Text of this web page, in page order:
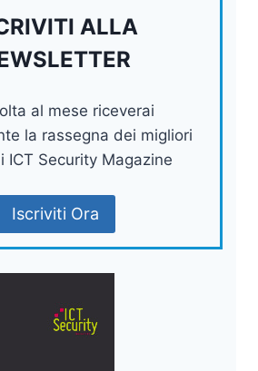
ALLA
al mese riceverai
la rassegna dei migliori
ICT Security Magazine
Iscriviti Ora